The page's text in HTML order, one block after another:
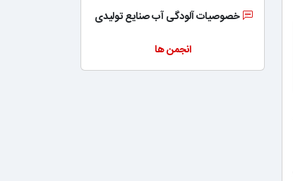
خصوصیات آلودگی آب صنایع تولیدی
انجمن ها